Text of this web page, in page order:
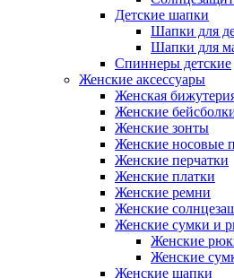
Детские шапки
Шапки для
Шапки для
Спиннеры детские
Женские аксессуары
Женская
Женские
Женские зонты
Женские носовые
Женские перчатки
Женские платки
Женские ремни
Женские
Женские сумки и
Женские
Женские
Женские шапки